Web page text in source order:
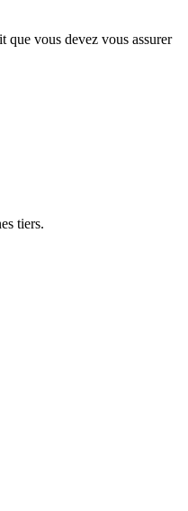
que vous devez vous assurer
tiers.